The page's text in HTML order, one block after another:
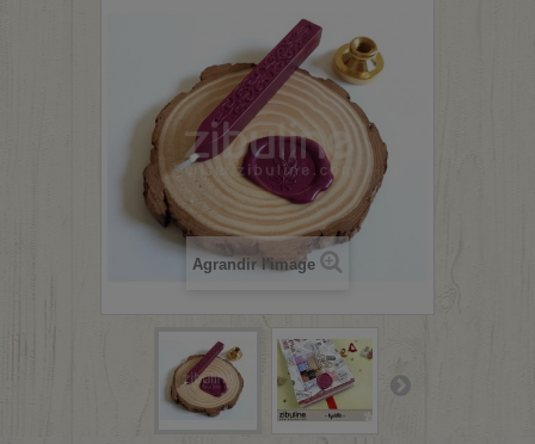
Agrandir l'image